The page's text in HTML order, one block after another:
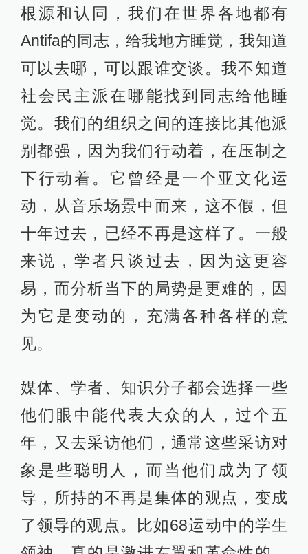
根源和认同，我们在世界各地都有
Antifa的同志，给我地方睡觉，我知道
可以去哪，可以跟谁交谈。我不知道
社会民主派在哪能找到同志给他睡
觉。我们的组织之间的连接比其他派
别都强，因为我们行动着，在压制之
下行动着。它曾经是一个亚文化运
动，从音乐场景中而来，这不假，但
十年过去，已经不再是这样了。一般
来说，学者只谈过去，因为这更容
易，而分析当下的局势是更难的，因
为它是变动的，充满各种各样的意
见。
媒体、学者、知识分子都会选择一些
他们眼中能代表大众的人，过个五
年，又去采访他们，通常这些采访对
象是些聪明人，而当他们成为了领
导，所持的不再是集体的观点，变成
了领导的观点。比如68运动中的学生